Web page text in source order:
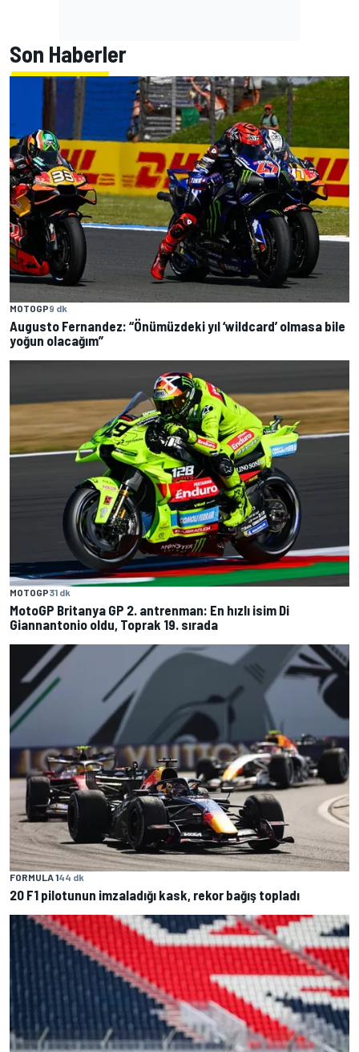
Son Haberler
MOTOGP9 dk
Augusto Fernandez: “Önümüzdeki yıl ‘wildcard’ olmasa bile
yoğun olacağım”
MOTOGP31 dk
MotoGP Britanya GP 2. antrenman: En hızlı isim Di
Giannantonio oldu, Toprak 19. sırada
FORMULA 144 dk
20 F1 pilotunun imzaladığı kask, rekor bağış topladı